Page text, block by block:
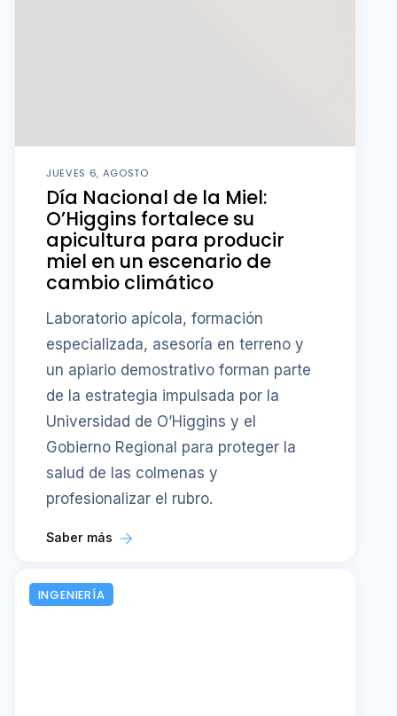
JUEVES 6, AGOSTO
Día Nacional de la Miel:
O’Higgins fortalece su
apicultura para producir
miel en un escenario de
cambio climático
Laboratorio apícola, formación
especializada, asesoría en terreno y
un apiario demostrativo forman parte
de la estrategia impulsada por la
Universidad de O’Higgins y el
Gobierno Regional para proteger la
salud de las colmenas y
profesionalizar el rubro.
Saber más
INGENIERÍA